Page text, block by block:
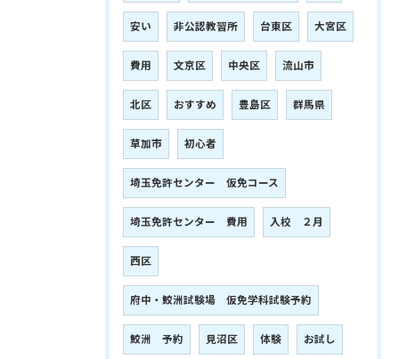
安い 非公認教習所 台東区 大宮区
費用 文京区 中央区 流山市
北区 おすすめ 豊島区 群馬県
草加市 初心者
埼玉免許センター 仮免コース
埼玉免許センター 費用 入校 ２月
西区
府中・鮫洲試験場 仮免学科試験予約
鮫洲 予約 見沼区 体験 お試し